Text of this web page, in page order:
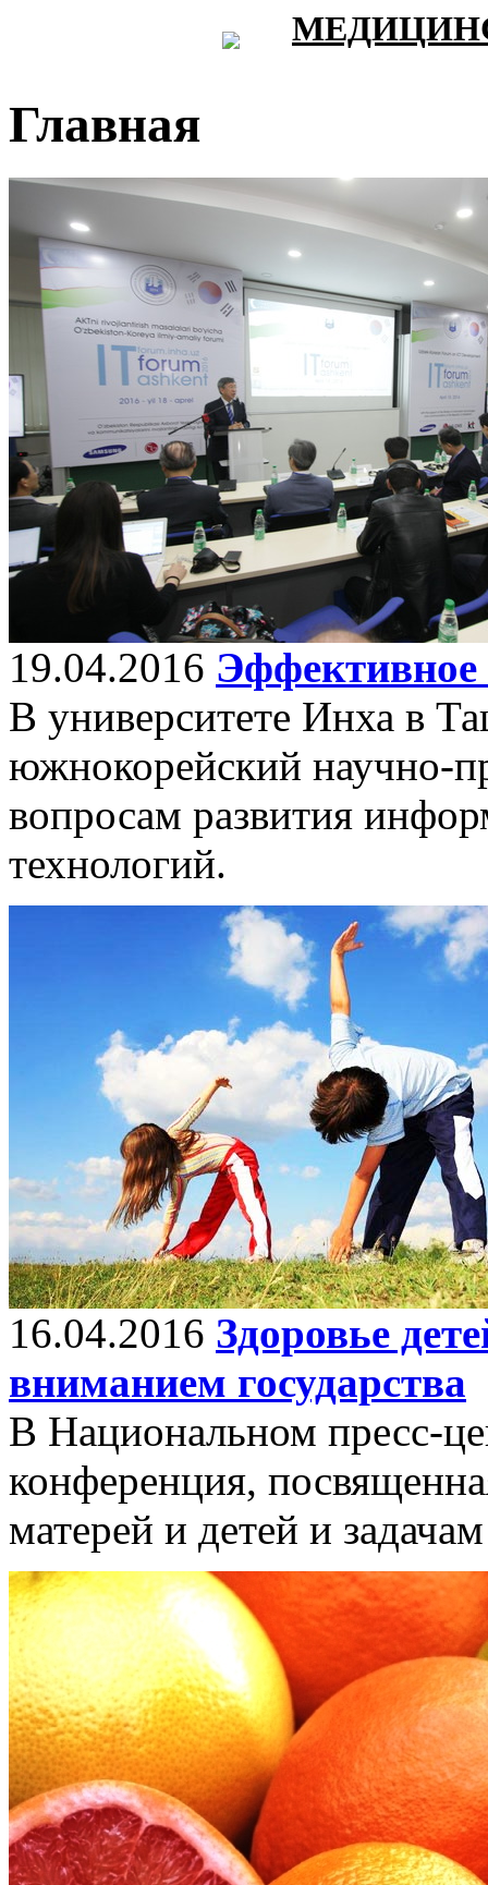
Главная
19.04.2016 Эффективное
В университете Инха в
южнокорейский научно-
вопросам развития
технологий.
16.04.2016 Здоровье
вниманием государства
В Национальном пресс-
конференция,
матерей и детей и